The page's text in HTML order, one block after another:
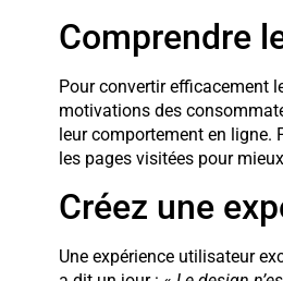
Comprendre
Pour convertir efficacement
motivations des
leur comportement en ligne.
les pages visitées pour
Créez une
Une expérience utilisateur